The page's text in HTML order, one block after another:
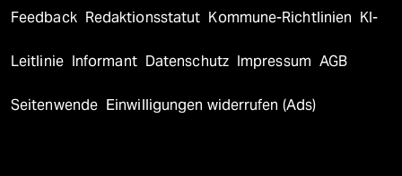
Feedback Redaktionsstatut Kommune-Richtlinien KI-
Leitlinie Informant Datenschutz Impressum AGB
Seitenwende Einwilligungen widerrufen (Ads)